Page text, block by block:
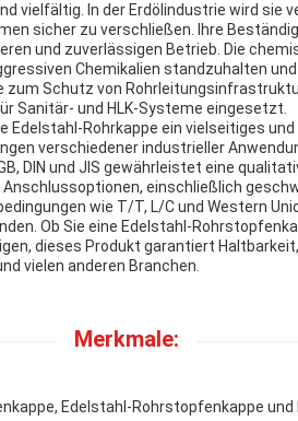
vielfältig. In der Erdölindustrie wird sie
sicher zu verschließen. Ihre
und zuverlässigen Betrieb. Die
Chemikalien standzuhalten
zum Schutz von
Sanitär- und HLK-Systeme eingesetzt.
Rohrkappe ein vielseitiges
verschiedener industrieller
DIN und JIS gewährleistet eine
einschließlich
wie T/T, L/C und Western
Ob Sie eine Edelstahl-
dieses Produkt garantiert
vielen anderen Branchen.
Merkmale:
Edelstahl-Rohrstopfenkappe